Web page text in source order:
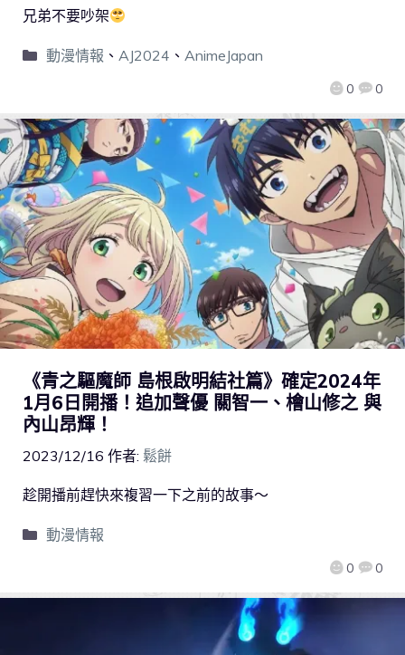
0 0
兄弟不要吵架
動漫情報 、 AJ2024 、 AnimeJapan
《青之驅魔師 島根啟明結社篇》確定2024年
1月6日開播！追加聲優 關智一、檜山修之 與
內山昂輝！
2023/12/16 作者: 鬆餅
0 0
趁開播前趕快來複習一下之前的故事～
動漫情報